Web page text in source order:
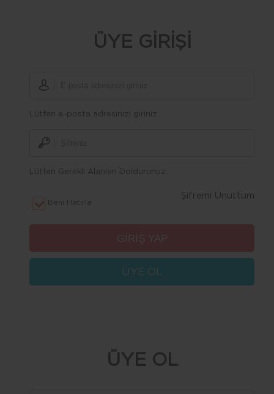
ÜYE GİRİŞİ
Lütfen e-posta adresinizi giriniz
Lütfen Gerekli Alanları Doldurunuz.
Beni Hatırla
Şifremi Unuttum
ÜYE OL
ÜYE OL